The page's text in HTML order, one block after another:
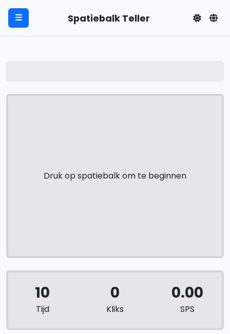
☰ Spatiebalk Teller
Druk op spatiebalk om te beginnen
10
Tijd
0
Kliks
0.00
SPS